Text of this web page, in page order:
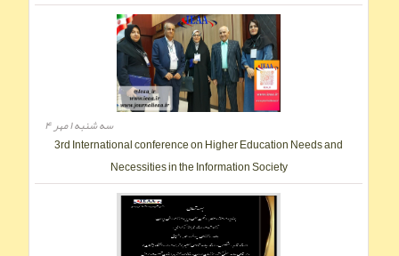
3rd International conference on Higher Education Needs and
Necessities in the Information Society
سه شنبه ۱ مهر ۴